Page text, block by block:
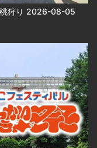
桃狩り 2026-08-05